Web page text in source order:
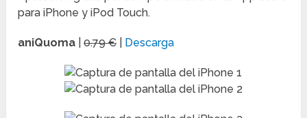
para iPhone y iPod Touch.
aniQuoma |0.79 € Descarga